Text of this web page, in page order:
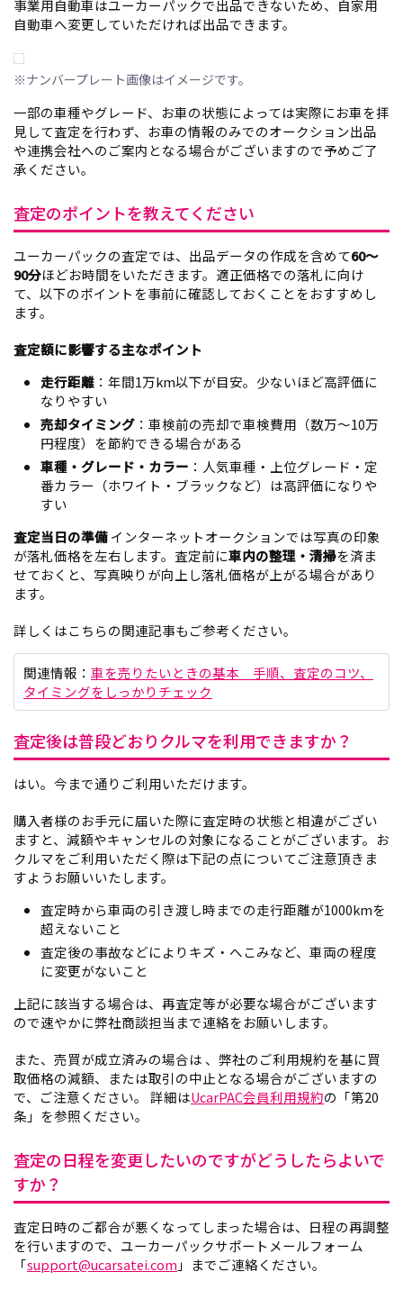
事業用自動車はユーカーパックで出品できないため、自家用
自動車へ変更していただければ出品できます。
※ナンバープレート画像はイメージです。
一部の車種やグレード、お車の状態によっては実際にお車を拝
見して査定を行わず、お車の情報のみでのオークション出品
や連携会社へのご案内となる場合がございますので予めご了
承ください。
査定のポイントを教えてください
ユーカーパックの査定では、出品データの作成を含めて60〜
90分ほどお時間をいただきます。適正価格での落札に向け
て、以下のポイントを事前に確認しておくことをおすすめし
ます。
査定額に影響する主なポイント
走行距離 ：年間1万km以下が目安。少ないほど高評価に
なりやすい
売却タイミング ：車検前の売却で車検費用（数万〜10万
円程度）を節約できる場合がある
車種・グレード・カラー ：人気車種・上位グレード・定
番カラー（ホワイト・ブラックなど）は高評価になりや
すい
査定当日の準備インターネットオークションでは写真の印象
が落札価格を左右します。査定前に車内の整理・清掃を済ま
せておくと、写真映りが向上し落札価格が上がる場合があり
ます。
詳しくはこちらの関連記事もご参考ください。
関連情報： 車を売りたいときの基本 手順、査定のコツ、
タイミングをしっかりチェック
査定後は普段どおりクルマを利用できますか？
はい。今まで通りご利用いただけます。
購入者様のお手元に届いた際に査定時の状態と相違がござい
ますと、減額やキャンセルの対象になることがございます。お
クルマをご利用いただく際は下記の点についてご注意頂きま
すようお願いいたします。
査定時から車両の引き渡し時までの走行距離が1000kmを
超えないこと
査定後の事故などによりキズ・へこみなど、車両の程度
に変更がないこと
上記に該当する場合は、再査定等が必要な場合がございます
ので速やかに弊社商談担当まで連絡をお願いします。
また、売買が成立済みの場合は 、弊社のご利用規約を基に買
取価格の減額、または取引の中止となる場合がございますの
で、ご注意ください。 詳細はUcarPAC会員利用規約の「第20
条」を参照ください。
査定の日程を変更したいのですがどうしたらよいで
すか？
査定日時のご都合が悪くなってしまった場合は、日程の再調整
を行いますので、ユーカーパックサポートメールフォーム
「support@ucarsatei.com 」までご連絡ください。